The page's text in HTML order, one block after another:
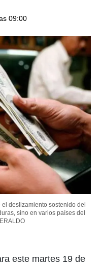
09:00
deslizamiento sostenido del
sino en varios países del
este martes 19 de